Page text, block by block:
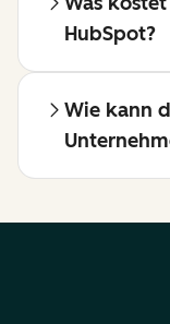
HubSpot?
Wie kann